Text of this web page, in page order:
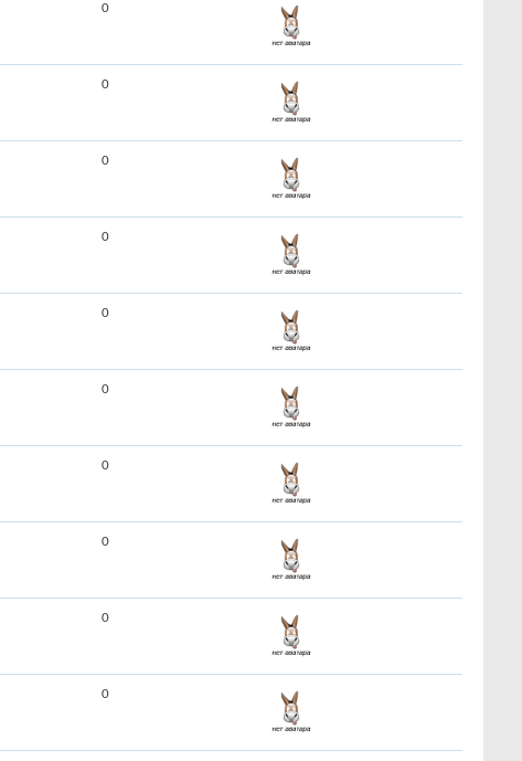
0
0
0
0
0
0
0
0
0
0